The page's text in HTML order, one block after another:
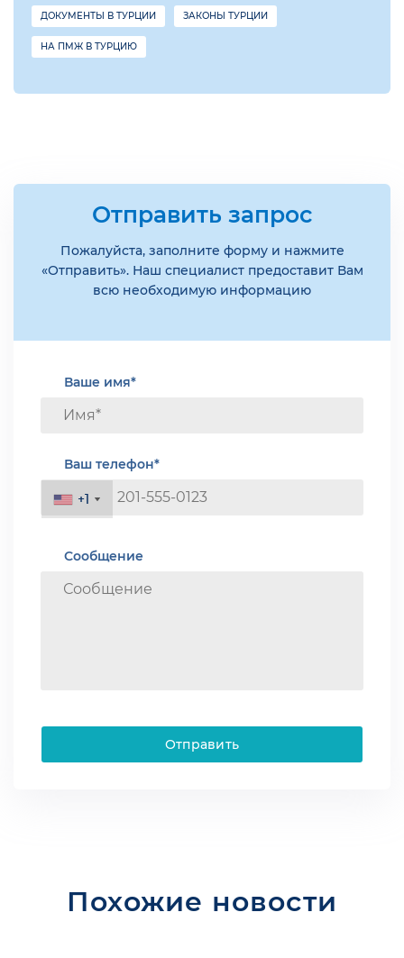
ДОКУМЕНТЫ В ТУРЦИИ ЗАКОНЫ ТУРЦИИ
НА ПМЖ В ТУРЦИЮ
Отправить запрос
Пожалуйста, заполните форму и нажмите
«Отправить». Наш специалист предоставит Вам
всю необходимую информацию
Ваше имя*
Ваш телефон*
+1
+1
Сообщение
Отправить
Похожие новости